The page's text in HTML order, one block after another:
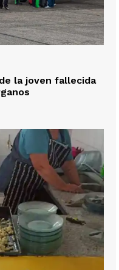
la joven fallecida